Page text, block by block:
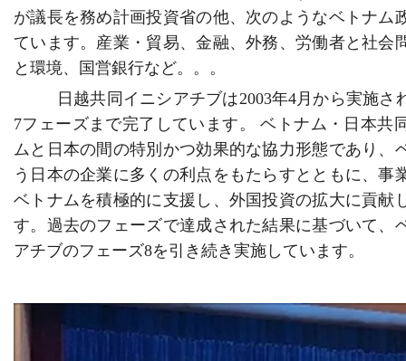
が議長を務め計画投資省の他、次のようなベトナム
ています。産業・貿易、金融、外務、労働者と社会
と環境、国営銀行など。。。
日越共同イニシアチブは2003年4月から実施さ
7フェーズまで完了しています。
ベトナム・日本共
ムと日本の間の特別かつ効果的な協力形態であり、
う日本の企業に多くの利点をもたらすとともに、事
ベトナムを積極的に支援し、外国投資の拡大に貢献
す。過去のフェーズで達成された結果に基づいて、
アチブのフェーズ8を引き続き実施しています。